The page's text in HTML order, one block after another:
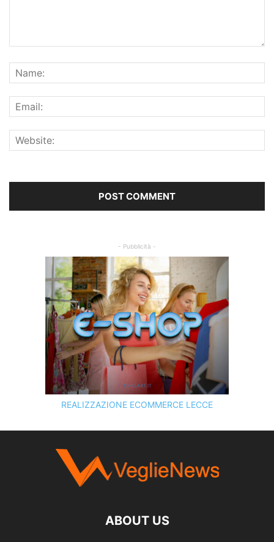
- Pubblicità -
REALIZZAZIONE ECOMMERCE LECCE
SCOPRI I SERVIZI DIKINGART.IT
ABOUT US